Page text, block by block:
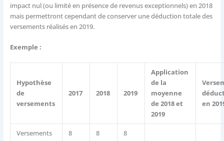
impact nul (ou limité en présence de revenus exceptionnels) en 2018
mais permettront cependant de conserver une déduction totale des
versements réalisés en 2019.
Exemple :
Hypothèse
de
versements
2017 2018 2019
Application
de la
moyenne
de 2018 et
2019
en
Versements
8
8
8